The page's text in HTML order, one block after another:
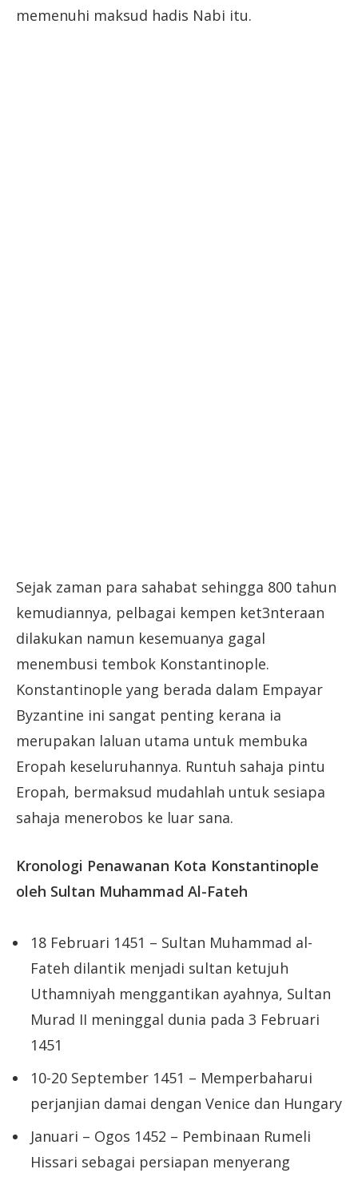
memenuhi maksud hadis Nabi itu.
Sejak zaman para sahabat sehingga 800 tahun
kemudiannya, pelbagai kempen ket3nteraan
dilakukan namun kesemuanya gagal
menembusi tembok Konstantinople.
Konstantinople yang berada dalam Empayar
Byzantine ini sangat penting kerana ia
merupakan laluan utama untuk membuka
Eropah keseluruhannya. Runtuh sahaja pintu
Eropah, bermaksud mudahlah untuk sesiapa
sahaja menerobos ke luar sana.
Kronologi Penawanan Kota Konstantinople
oleh Sultan Muhammad Al-Fateh
18 Februari 1451 – Sultan Muhammad al-
Fateh dilantik menjadi sultan ketujuh
Uthamniyah menggantikan ayahnya, Sultan
Murad II meninggal dunia pada 3 Februari
1451
10-20 September 1451 – Memperbaharui
perjanjian damai dengan Venice dan Hungary
Januari – Ogos 1452 – Pembinaan Rumeli
Hissari sebagai persiapan menyerang